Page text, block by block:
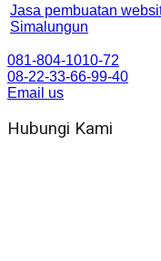
Jasa pembuatan
Simalungun
081-804-1010-72
08-22-33-66-99-40
Email us
Hubungi Kami